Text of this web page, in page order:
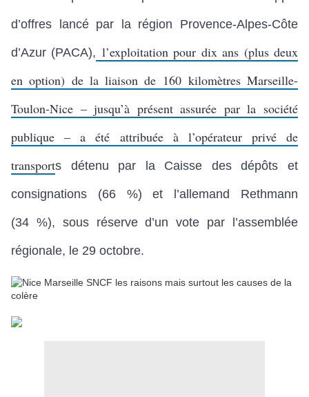
d’offres lancé par la région Provence-Alpes-Côte
d’Azur (PACA), l’exploitation pour dix ans (plus deux
en option) de la liaison de 160 kilomètres Marseille-
Toulon-Nice – jusqu’à présent assurée par la société
publique – a été attribuée à l’opérateur privé de
transports détenu par la Caisse des dépôts et
consignations (66 %) et l’allemand Rethmann
(34 %), sous réserve d’un vote par l’assemblée
régionale, le 29 octobre.